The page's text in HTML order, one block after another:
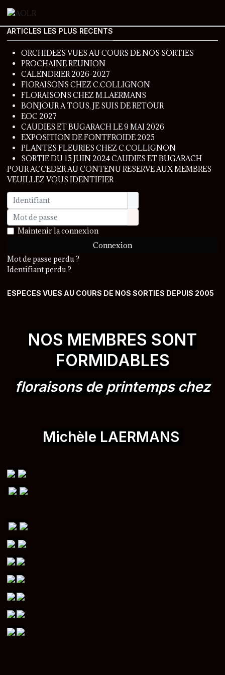
ARTICLES LES PLUS RECENTS
ORCHIDEES VUES AU COURS DE NOS SORTIES
PROCHAINE REUNION
CALENDRIER 2026-2027
FlORAISONS CHEZ C.COLLIGNON
FLORAISONS CHEZ M.LAERMANS
BONJOUR A TOUS, JE SUIS DE RETOUR
EOC 2027
CAUDIES ET BUGARACH LE 9 MAI 2026
EXPOSITION DE FONTFROIDE 2025
PLANTES FLEURIES CHEZ C.COLLIGNON
SORTIE DU 15 JUIN 2024 CAUDIES ET BUGARACH
POUR ACCEDER AU CONTENU RESERVE AUX MEMBRES
VEUILLEZ VOUS IDENTIFIER
Identifiant
Mot de passe
Afficher le mot de passe
Maintenir la connexion
Connexion
Mot de passe perdu ?
Identifiant perdu ?
ESPECES VUES AU COURS DE NOS SORTIES DEPUIS 2005
NOS MEMBRES SONT
FORMIDABLES
floraisons de printemps chez
Michèle LAERMANS